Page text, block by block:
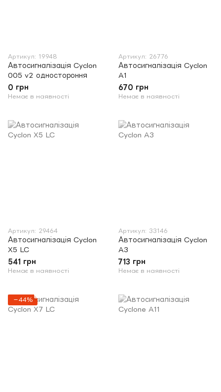
Артикул: 19948
Автосигналізація Cyclon
005 v2 одностороння
0 грн
Немає в наявності
Артикул: 26776
Автосигналізація Cyclon
A1
670 грн
Немає в наявності
Артикул: 29464
Автосигналізація Cyclon
X5 LC
541 грн
Немає в наявності
Артикул: 33146
Автосигналізація Cyclon
A3
713 грн
Немає в наявності
−44%